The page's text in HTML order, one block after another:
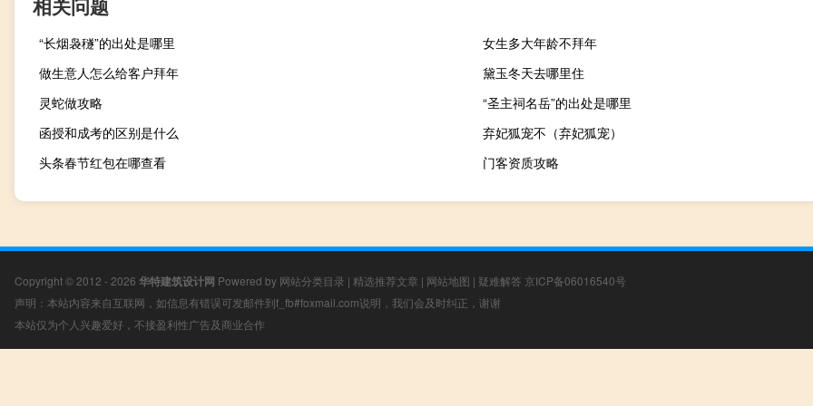
相关问题
“长烟袅穟”的出处是哪里
女生多大年龄不拜年
做生意人怎么给客户拜年
黛玉冬天去哪里住
灵蛇做攻略
“圣主祠名岳”的出处是哪里
函授和成考的区别是什么
弃妃狐宠不（弃妃狐宠）
头条春节红包在哪查看
门客资质攻略
Copyright © 2012 - 2026 华特建筑设计网 Powered by 网站分类目录 | 精选推荐文章 | 网站地图 | 疑难解答 京ICP备06016540号
声明：本站内容来自互联网，如信息有错误可发邮件到f_fb#foxmail.com说明，我们会及时纠正，谢谢
本站仅为个人兴趣爱好，不接盈利性广告及商业合作